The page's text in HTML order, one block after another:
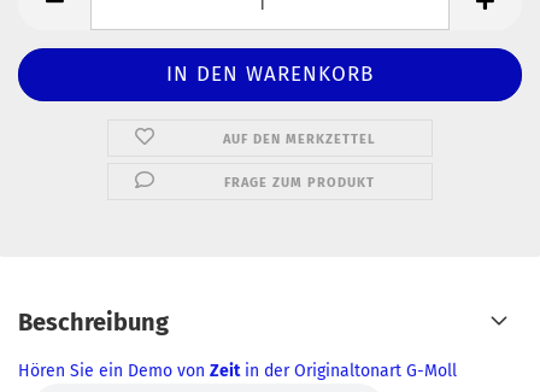
AUF DEN MERKZETTEL
FRAGE ZUM PRODUKT
Beschreibung
Hören Sie ein Demo von Zeitin der Originaltonart G-Moll